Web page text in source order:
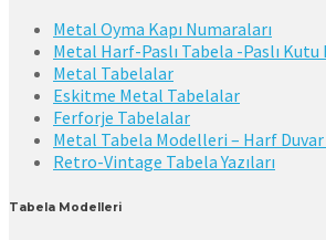
Metal Oyma Kapı Numaraları
Metal Harf-Paslı Tabela -Paslı
Metal Tabelalar
Eskitme Metal Tabelalar
Ferforje Tabelalar
Metal Tabela Modelleri – Harf Duvar
Retro-Vintage Tabela Yazıları
Tabela Modelleri